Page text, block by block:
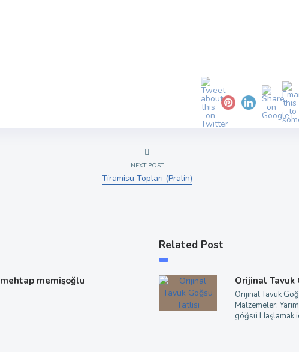
NEXT POST
Tiramisu Topları (Pralin)
mehtap memişoğlu
Related Post
Orijinal Tavuk
Orijinal Tavuk
Malzemeler:
göğsü Haşlamak